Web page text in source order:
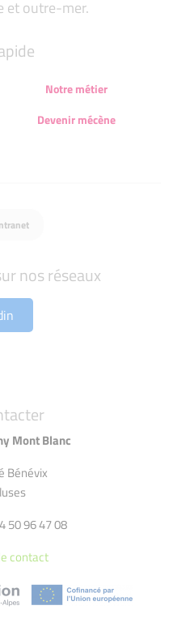
et outre-mer.
Mont Blanc
Bénévix
50 96 47 08
contact
Notre métier
Devenir mécène
nos réseaux